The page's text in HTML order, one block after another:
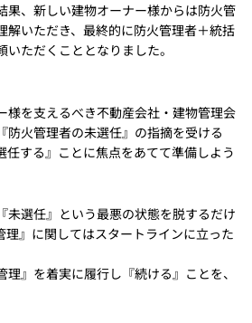
果、新しい建物オーナー様からは防火管
解いただき、最終的に防火管理者＋統括
ただくこととなりました。
様を支えるべき不動産会社・建物管理会
防火管理者の未選任』の指摘を受ける
任する』ことに焦点をあてて準備しよう
未選任』という最悪の状態を脱するだけ
理』に関してはスタートラインに立った
』を着実に履行し『続ける』ことを、